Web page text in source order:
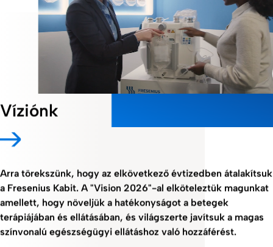
Víziónk
Arra törekszünk, hogy az elkövetkező évtizedben átalakítsuk
a Fresenius Kabit. A "Vision 2026"-al elköteleztük magunkat
amellett, hogy növeljük a hatékonyságot a betegek
terápiájában és ellátásában, és világszerte javítsuk a magas
színvonalú egészségügyi ellátáshoz való hozzáférést.